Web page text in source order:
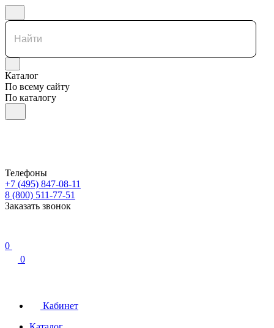
Каталог
По всему сайту
По каталогу
Телефоны
+7 (495) 847-08-11
8 (800) 511-77-51
Заказать звонок
0
0
Кабинет